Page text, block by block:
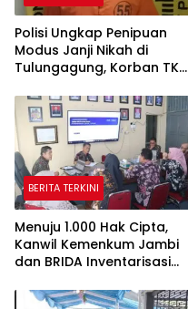
Polisi Ungkap Penipuan
Modus Janji Nikah di
Tulungagung, Korban TKW
Juta
BERITA TERKINI
Menuju 1.000 Hak Cipta,
Kanwil Kemenkum Jambi
dan BRIDA Inventarisasi